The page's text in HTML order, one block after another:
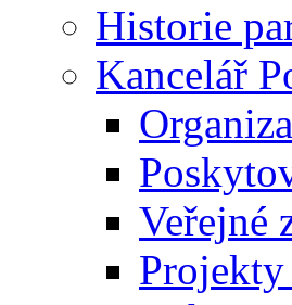
Historie
Kancelář
Veřejné